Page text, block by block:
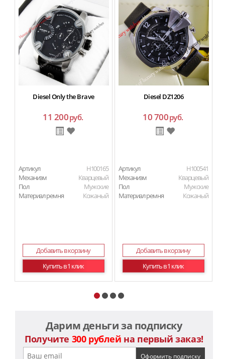
Diesel Only the Brave
11 200руб.
Артикул
H100165
Механизм
Кварцевый
Пол
Мужские
Материал ремня
Кожаный
Добавить в корзину
Купить в 1 клик
Diesel DZ1206
10 700руб.
Артикул
H100541
Механизм
Кварцевый
Пол
Мужские
Материал ремня
Кожаный
Добавить в корзину
Купить в 1 клик
Дарим деньги за подписку
Получите 300 рублей на первый заказ!